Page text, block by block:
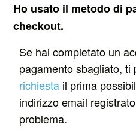
Ho usato il metodo di
checkout.
Se hai completato un
pagamento sbagliato, ti
richiesta il prima
indirizzo email
problema.